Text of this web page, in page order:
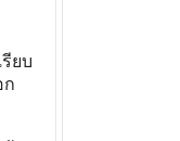
ยบ
ก